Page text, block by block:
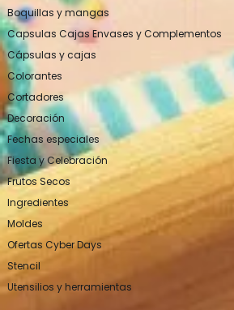
Boquillas y mangas
Capsulas Cajas Envases y Complementos
Cápsulas y cajas
Colorantes
Cortadores
Decoración
Fechas especiales
Fiesta y Celebración
Frutos Secos
Ingredientes
Moldes
Ofertas Cyber Days
Stencil
Utensilios y herramientas